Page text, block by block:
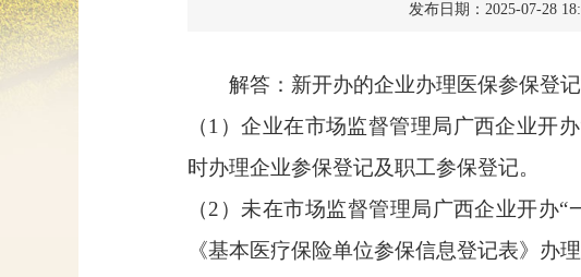
发布日期：2025-07-28
解答：新开办的企业办理医保参保登
（1）企业在市场监督管理局广西企业开
时办理企业参保登记及职工参保登记。
（2）未在市场监督管理局广西企业开办
《基本医疗保险单位参保信息登记表》办理